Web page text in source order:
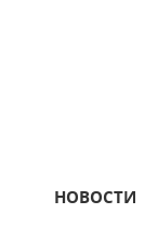
НОВОСТИ